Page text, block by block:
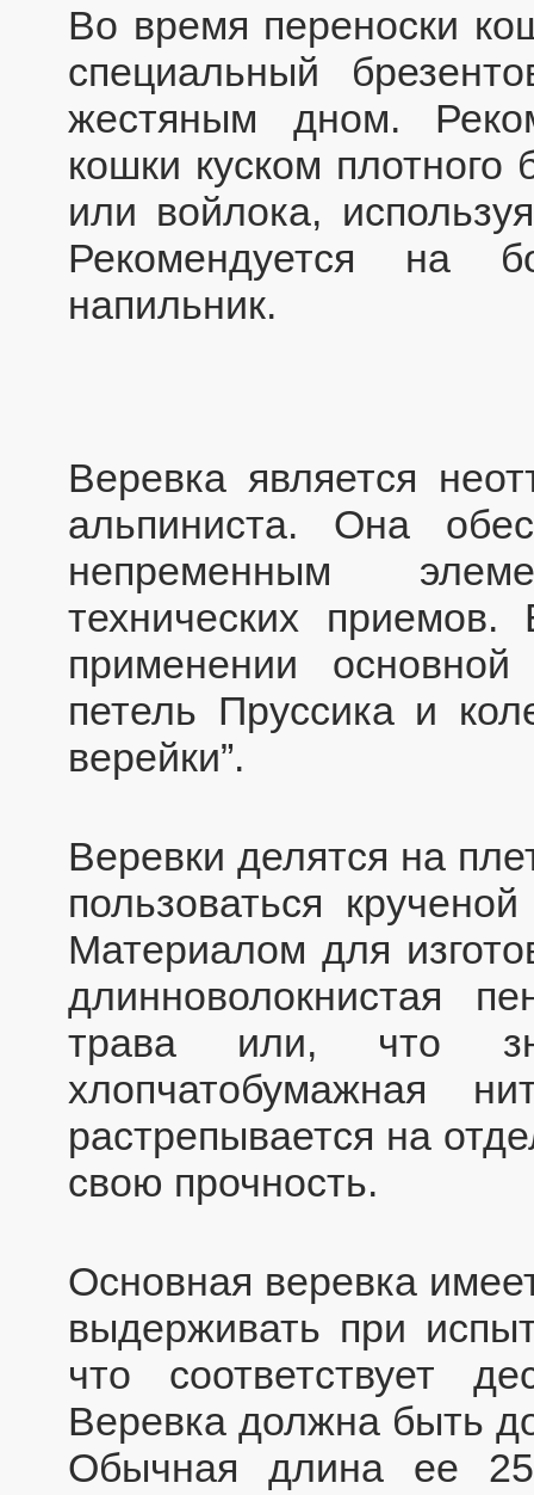
Во время переноски
специальный
жестяным дном.
кошки куском плотного
или войлока,
Рекомендуется на
напильник.
Веревка является
альпиниста. Она
непременным
технических
применении
петель Пруссика и
верейки”.
Веревки делятся на
пользоваться
Материалом для
длинноволокнистая
трава или, что
хлопчатобумажная
растрепывается на
свою прочность.
Основная веревка
выдерживать при
что соответствует
Веревка должна быть
Обычная длина ее